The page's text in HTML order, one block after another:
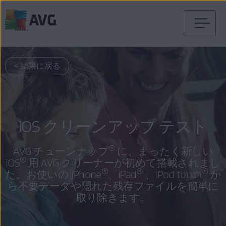
ン
テ
ン
< 結果に戻る
iOS クリーンアップ テスト
AVG チューンナップ® に、まったく新しい
iOS® 用 AVG クリーナーが初めて搭載されまし
た。お使いの iPhone®、iPad® 、iPod touch® か
ら不要データや隠れた残存ファイルを簡単に
取り除きます。